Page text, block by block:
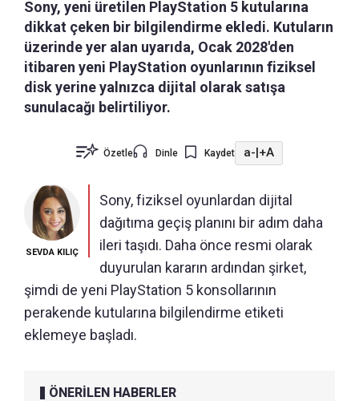
Sony, yeni üretilen PlayStation 5 kutularına
dikkat çeken bir bilgilendirme ekledi. Kutuların
üzerinde yer alan uyarıda, Ocak 2028'den
itibaren yeni PlayStation oyunlarının fiziksel
disk yerine yalnızca dijital olarak satışa
sunulacağı belirtiliyor.
Özetle Dinle Kaydet a-|+A
SEVDA KILIÇ
Sony, fiziksel oyunlardan dijital
dağıtıma geçiş planını bir adım daha
ileri taşıdı. Daha önce resmi olarak
duyurulan kararın ardından şirket,
şimdi de yeni PlayStation 5 konsollarının
perakende kutularına bilgilendirme etiketi
eklemeye başladı.
ÖNERİLEN HABERLER